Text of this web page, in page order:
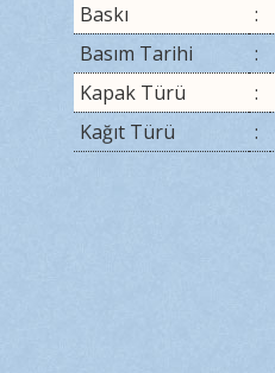
Baskı
:
Basım Tarihi
:
Kapak Türü
:
Kağıt Türü
: